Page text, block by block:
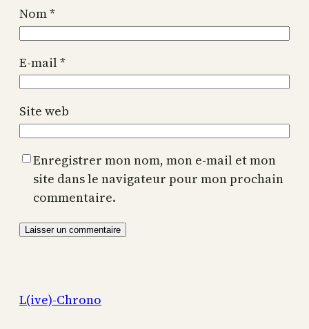
Nom*
E-mail*
Site web
Enregistrer mon nom, mon e-mail et mon
site dans le navigateur pour mon prochain
commentaire.
L(ive)-Chrono